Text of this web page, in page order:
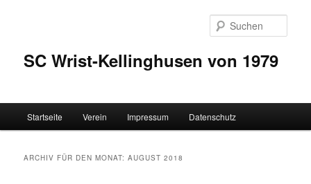
SC Wrist-Kellinghusen von 1979
Startseite Verein Impressum Datenschutz
ARCHIV FÜR DEN MONAT:AUGUST 2018